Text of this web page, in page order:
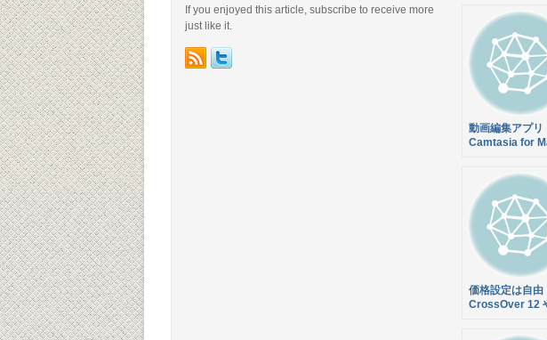
動画編集アプリ
Camtasia for
Spring Bundle
オフの$49.99
中！
価格設定は自由
CrossOver 12
If you enjoyed this article, subscribe to receive more
just like it.